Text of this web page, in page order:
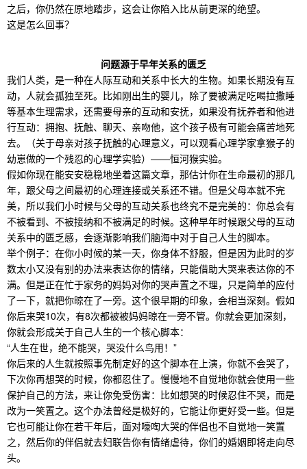
之后，你仍然在原地踏步，这会让你陷入比从前更深的绝望。
这是怎么回事？
问题源于早年关系的匮乏
我们人类，是一种在人际互动和关系中长大的生物。如果长期没有互
动，人就会孤独至死。比如刚出生的婴儿，除了要被满足吃喝拉撒睡
等基本生理需求，还需要母亲的互动和安抚，如果没有抚养者和他进
行互动：拥抱、抚触、聊天、亲吻他，这个孩子极有可能会痛苦地死
去。（关于母亲对孩子抚触的心理意义，可以观看心理学家拿猴子的
幼崽做的一个残忍的心理学实验）——恒河猴实验。
假如你现在能安安稳稳地坐着这篇文章，那估计你在生命最初的那几
年，跟父母之间最初的心理连接或关系还不错。但是父母本就不完
美，所以我们小时候与父母的互动关系也终究不是完美的：你总会有
不被看到、不被接纳和不被满足的时候。这种早年时候跟父母的互动
关系中的匮乏感，会逐渐影响我们脑海中对于自己人生的脚本。
举个例子：在你小时候的某一天，你身体不舒服，但是因为此时的岁
数太小又没有别的办法来表达你的情绪，只能借助大哭来表达你的不
满。但是正在忙于家务的妈妈对你的哭声置之不理，只是简单的应付
了一下，就把你晾在了一旁。这个很早期的印象，会相当深刻。假如
你后来哭10次，有8次都被被妈妈晾在一旁不管。你就会更加深刻，
你就会形成关于自己人生的一个核心脚本：
“人生在世，绝不能哭，哭没什么鸟用！”
你后来的人生就按照事先制定好的这个脚本在上演，你就不会哭了，
下次你再想哭的时候，你都忍住了。慢慢地不自觉地你就会使用一些
保护自己的方法，来让你免受伤害：比如想哭的时候忍住不哭，而是
改为一笑置之。这个办法曾经是极好的，它能让你更好受一些。但是
它也可能让你在若干年后，面对嚎啕大哭的伴侣也不自觉地一笑置
之，然后你的伴侣就去妇联告你有情绪虐待，你们的婚姻即将走向尽
头。